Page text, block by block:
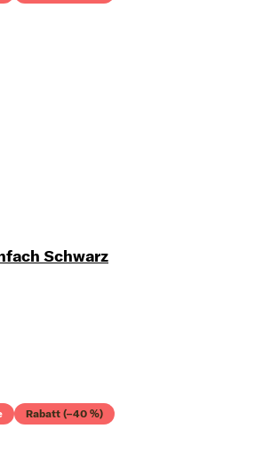
Schwarz
Rabatt (–40 %)